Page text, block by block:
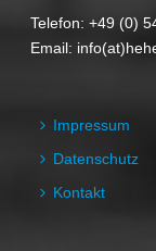
Telefon: +49 (0)
Email:
Impressum
Datenschutz
Kontakt